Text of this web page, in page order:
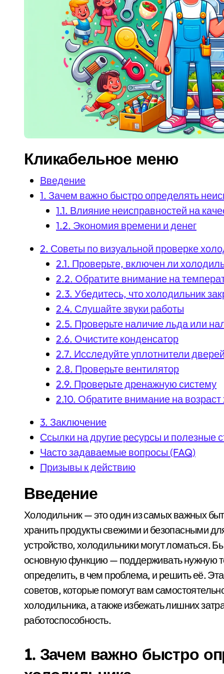
Кликабельное меню
Введение
1. Зачем важно быстро определять
1.1. Влияние неисправностей на
1.2. Экономия времени и денег
2. Советы по визуальной проверке
2.1. Проверьте, включен ли
2.2. Обратите внимание на
2.3. Убедитесь, что холодильник
2.4. Слушайте звуки работы
2.5. Проверьте наличие льда или
2.6. Очистите конденсатор
2.7. Исследуйте уплотнители
2.8. Проверьте вентилятор
2.9. Проверьте дренажную систему
2.10. Обратите внимание на
3. Заключение
Ссылки на другие ресурсы и полезные
Часто задаваемые вопросы (FAQ)
Призывы к действию
Введение
Холодильник — это один из самых важных бытовых приборов в каждом доме. Он помогает нам
хранить продукты свежими и безопасными
устройство, холодильники могут ломаться.
основную функцию — поддерживать нужную
определить, в чем проблема, и решить её.
советов, которые помогут вам
холодильника, а также избежать лишних
работоспособность.
1. Зачем важно быстро